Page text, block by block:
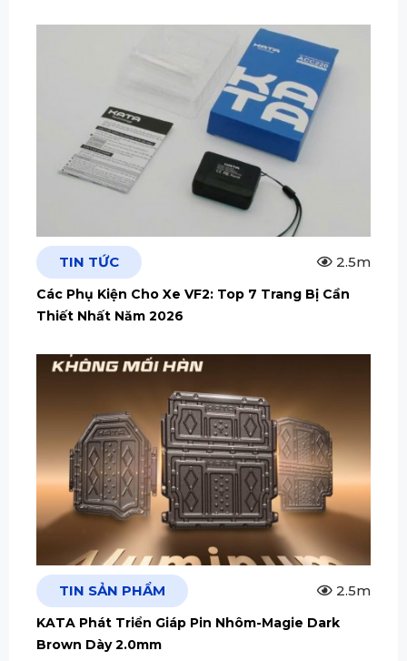
TIN TỨC 2.5m
Các Phụ Kiện Cho Xe VF2: Top 7 Trang Bị Cần
Thiết Nhất Năm 2026
TIN SẢN PHẨM 2.5m
KATA Phát Triển Giáp Pin Nhôm-Magie Dark
Brown Dày 2.0mm